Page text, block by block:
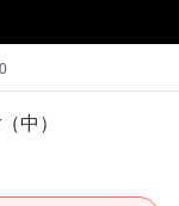
0
中）